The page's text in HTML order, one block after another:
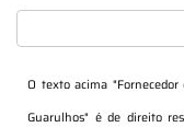
O texto acima "
Guarulhos" é de direito